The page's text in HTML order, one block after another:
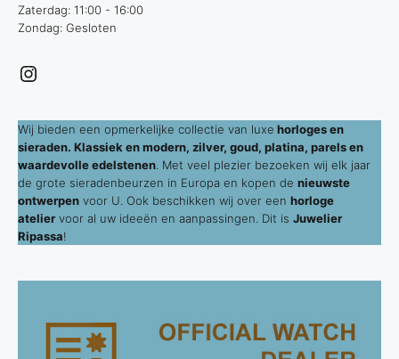
Zaterdag: 11:00 - 16:00
Zondag: Gesloten
Instagram
Wij bieden een opmerkelijke collectie van luxe horloges en
sieraden. Klassiek en modern, zilver, goud, platina, parels en
waardevolle edelstenen . Met veel plezier bezoeken wij elk jaar
de grote sieradenbeurzen in Europa en kopen de nieuwste
ontwerpen voor U. Ook beschikken wij over een horloge
atelier voor al uw ideeën en aanpassingen. Dit is Juwelier
Ripassa!